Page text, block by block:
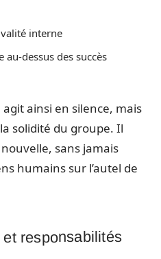
interne
au-dessus des succès
ainsi en silence, mais
solidité du groupe. Il
sans jamais
humains sur l’autel de
responsabilités